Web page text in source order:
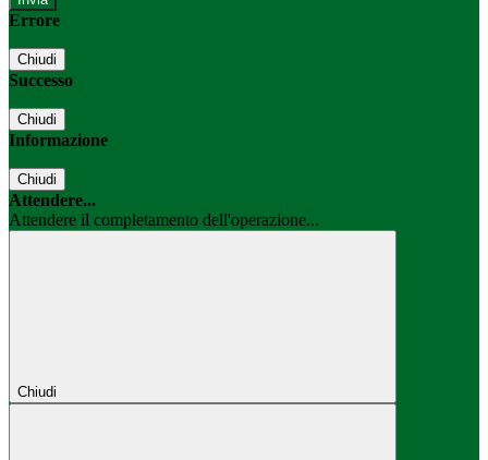
Errore
Chiudi
Successo
Chiudi
Informazione
Chiudi
Attendere...
Attendere il completamento dell'operazione...
Chiudi